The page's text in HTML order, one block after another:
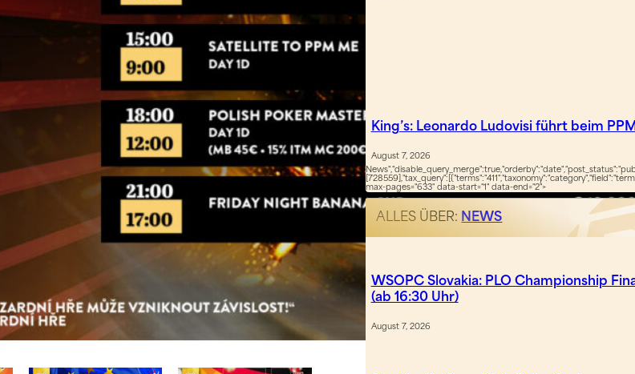
King’s: Leonardo Ludovisi führt beim
August 7, 2026
max-pages="633" data-start="1" data-end="2">
ALLES ÜBER: NEWS
WSOPC Slovakia: PLO Championship
(ab 16:30 Uhr)
August 7, 2026